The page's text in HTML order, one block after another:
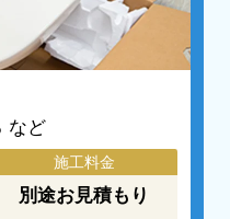
など
施工料金
別途お見積もり